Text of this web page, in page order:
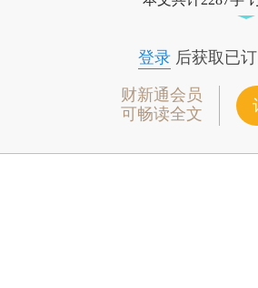
登录后获取已
财新通会员
可畅读全文